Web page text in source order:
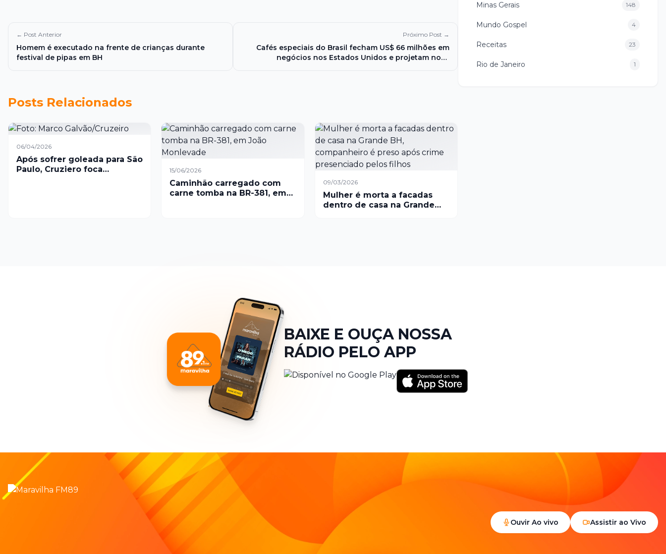
← Post Anterior
Homem é executado na frente de crianças durante
festival de pipas em BH
Próximo Post →
Cafés especiais do Brasil fecham US$ 66 milhões em
negócios nos Estados Unidos e projetam nova
Posts Relacionados
06/04/2026
Após sofrer goleada para São
Paulo, Cruziero foca
15/06/2026
Caminhão carregado com
carne tomba na BR-381, em
09/03/2026
Mulher é morta a facadas
dentro de casa na Grande
Minas Gerais 148
Mundo Gospel 4
Receitas 23
Rio de Janeiro 1
BAIXE E OUÇA NOSSA
RÁDIO PELO APP
Ouvir Ao vivo Assistir ao Vivo